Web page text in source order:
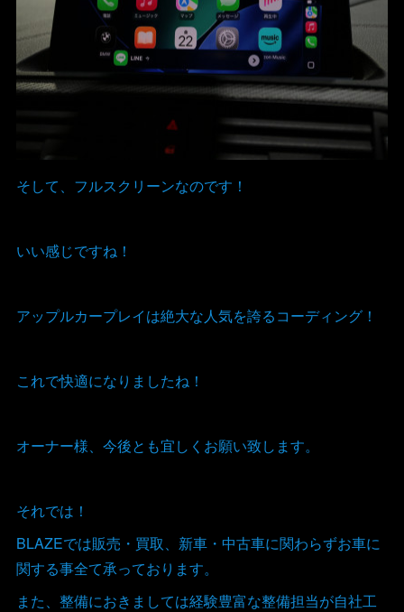
そして、フルスクリーンなのです！
いい感じですね！
アップルカープレイは絶大な人気を誇るコーディング！
これで快適になりましたね！
オーナー様、今後とも宜しくお願い致します。
それでは！
BLAZEでは販売・買取、新車・中古車に関わらずお車に
関する事全て承っております。
また、整備におきましては経験豊富な整備担当が自社工